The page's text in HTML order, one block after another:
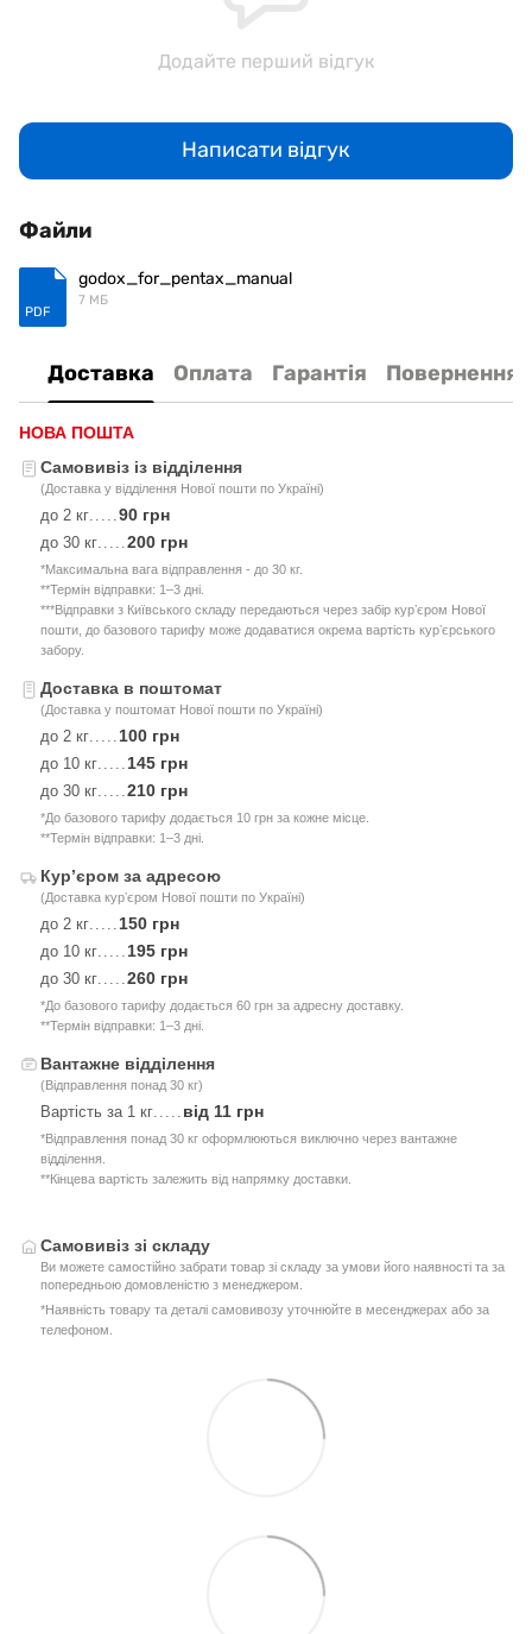
Додайте перший відгук
Написати відгук
Файли
PDF
godox_for_pentax_manual
7 МБ
Доставка Оплата Гарантія Повернення
НОВА ПОШТА
Самовивіз із відділення
(Доставка у відділення Нової пошти по Україні)
до 2 кг 90 грн
до 30 кг 200 грн
*Максимальна вага відправлення - до 30 кг.
**Термін відправки: 1–3 дні.
***Відправки з Київського складу передаються через забір курʼєром Нової
пошти, до базового тарифу може додаватися окрема вартість курʼєрського
забору.
Доставка в поштомат
(Доставка у поштомат Нової пошти по Україні)
до 2 кг 100 грн
до 10 кг 145 грн
до 30 кг 210 грн
*До базового тарифу додається 10 грн за кожне місце.
**Термін відправки: 1–3 дні.
Курʼєром за адресою
(Доставка курʼєром Нової пошти по Україні)
до 2 кг 150 грн
до 10 кг 195 грн
до 30 кг 260 грн
*До базового тарифу додається 60 грн за адресну доставку.
**Термін відправки: 1–3 дні.
Вантажне відділення
(Відправлення понад 30 кг)
Вартість за 1 кг від 11 грн
*Відправлення понад 30 кг оформлюються виключно через вантажне
відділення.
**Кінцева вартість залежить від напрямку доставки.
Самовивіз зі складу
Ви можете самостійно забрати товар зі складу за умови його наявності та за
попередньою домовленістю з менеджером.
*Наявність товару та деталі самовивозу уточнюйте в месенджерах або за
телефоном.